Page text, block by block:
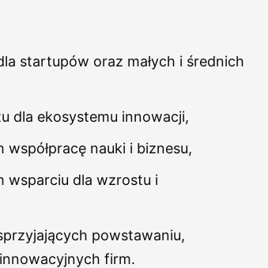
startupów oraz małych i średnich
dla ekosystemu innowacji,
nauki i biznesu,
wsparciu dla wzrostu i
powstawaniu,
firm.